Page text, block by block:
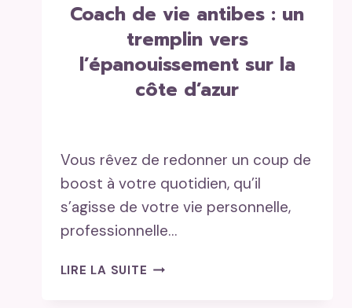
coach de vie antibes : un
tremplin vers
l’épanouissement sur la
côte d’azur
Vous rêvez de redonner un coup de
boost à votre quotidien, qu’il
s’agisse de votre vie personnelle,
professionnelle…
LIRE LA SUITE COACH